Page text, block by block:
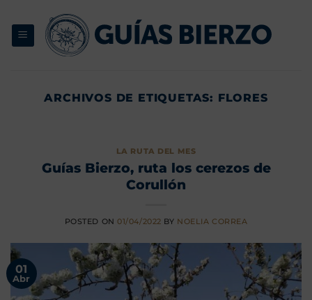
contenido
ARCHIVOS DE ETIQUETAS: FLORES
LA RUTA DEL MES
Guías Bierzo, ruta los cerezos de
Corullón
POSTED ON01/04/2022 BY NOELIA CORREA
01
Abr